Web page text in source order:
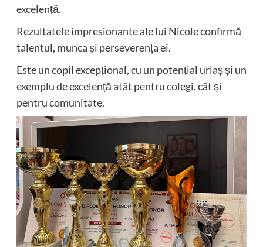
excelență.
Rezultatele impresionante ale lui Nicole confirmă
talentul, munca și perseverența ei.
Este un copil excepțional, cu un potențial uriaș și un
exemplu de excelență atât pentru colegi, cât și
pentru comunitate.